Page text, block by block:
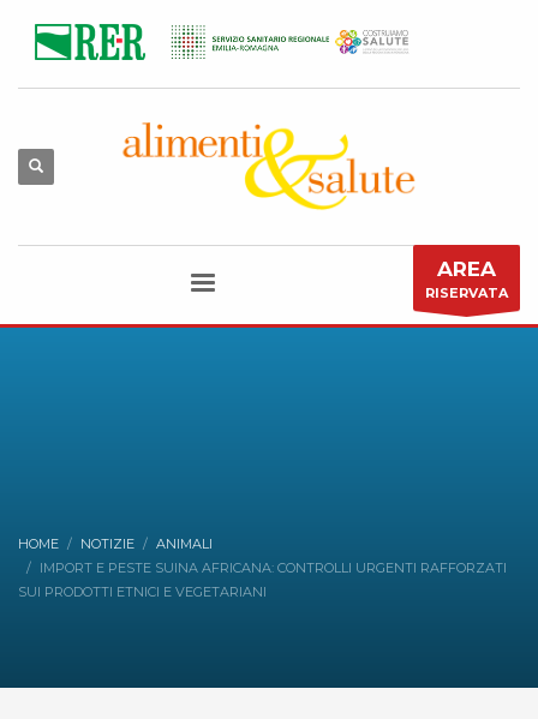
AREA
RISERVATA
HOME NOTIZIE
ANIMALI
IMPORT E PESTE SUINA AFRICANA: CONTROLLI URGENTI RAFFORZATI
SUI PRODOTTI ETNICI E VEGETARIANI